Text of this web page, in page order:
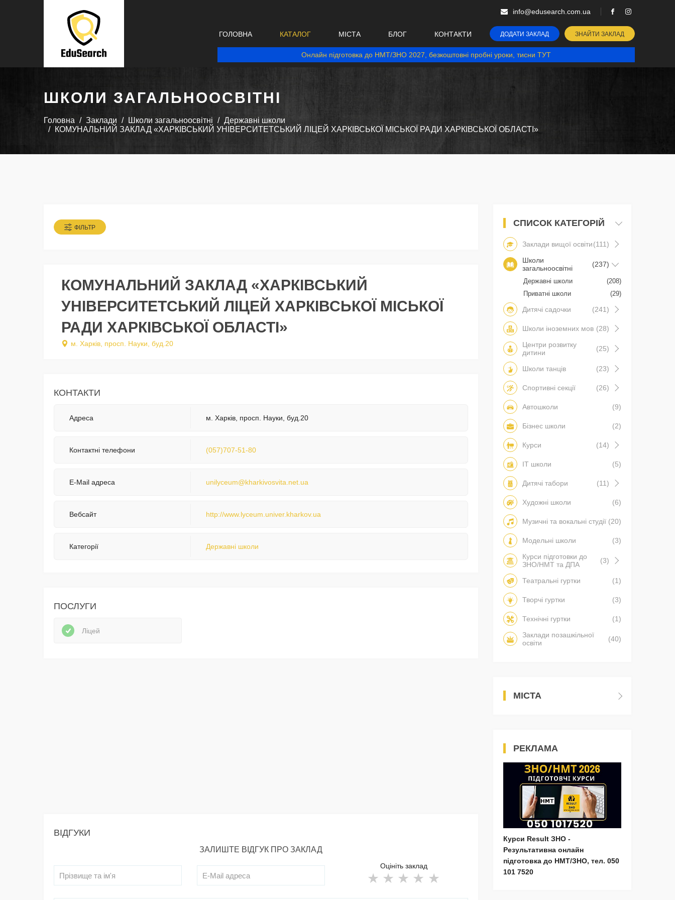
info@edusearch.com.ua
ГОЛОВНА КАТАЛОГ МІСТА БЛОГ КОНТАКТИ ДОДАТИ ЗАКЛАД ЗНАЙТИ ЗАКЛАД
Онлайн підготовка до НМТ/ЗНО 2027, безкоштовні пробні уроки, тисни ТУТ
ШКОЛИ ЗАГАЛЬНООСВІТНІ
Головна Заклади Школи загальноосвітні
Державні школи
КОМУНАЛЬНИЙ ЗАКЛАД «ХАРКІВСЬКИЙ УНІВЕРСИТЕТСЬКИЙ ЛІЦЕЙ ХАРКІВСЬКОЇ МІСЬКОЇ РАДИ ХАРКІВСЬКОЇ ОБЛАСТІ»
ФІЛЬТР
КОМУНАЛЬНИЙ ЗАКЛАД «ХАРКІВСЬКИЙ
УНІВЕРСИТЕТСЬКИЙ ЛІЦЕЙ ХАРКІВСЬКОЇ МІСЬКОЇ
РАДИ ХАРКІВСЬКОЇ ОБЛАСТІ»
м. Харків, просп. Науки, буд.20
КОНТАКТИ
Адреса м. Харків, просп. Науки, буд.20
Контактні телефони (057)707-51-80
E-Mail адреса unilyceum@kharkivosvita.net.ua
Вебсайт http://www.lyceum.univer.kharkov.ua
Категорії Державні школи
ПОСЛУГИ
Ліцей
ВІДГУКИ
ЗАЛИШТЕ ВІДГУК ПРО ЗАКЛАД
Оцініть заклад
СПИСОК КАТЕГОРІЙ
Заклади вищої освіти(111)
Школи
загальноосвітні
(237)
Державні школи
(208)
Приватні школи
(29)
Дитячі садочки (241)
Школи іноземних мов (28)
Центри розвитку
дитини
(25)
Школи танців (23)
Спортивні секції (26)
Автошколи (9)
Бізнес школи (2)
Курси (14)
IT школи (5)
Дитячі табори (11)
Художні школи (6)
Музичні та вокальні студії (20)
Модельні школи
(3)
Курси підготовки до
ЗНО/НМТ та ДПА
(3)
Театральні гуртки (1)
Творчі гуртки (3)
Технічні гуртки
(1)
Заклади позашкільної
освіти
(40)
МІСТА
РЕКЛАМА
Курси Result ЗНО -
Результативна онлайн
підготовка до НМТ/ЗНО, тел. 050
101 7520